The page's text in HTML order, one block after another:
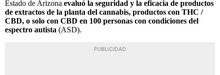
Estado de Arizona evaluó la seguridad y la eficacia de productos
de extractos de la planta del cannabis, productos con THC /
CBD, o solo con CBD en 100 personas con condiciones del
espectro autista (ASD).
PUBLICIDAD